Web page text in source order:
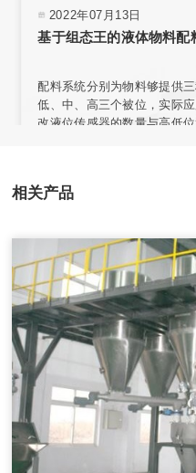
量，称量模块固定在网板上
2022年07月13日
基于组态王的液体物料配
配料系统分别为物料够提供
低、中、高三个被位，实际
改液位传感器的数量与高低
会获得数据并通过组态王特其
2020年08月18日
自动配料系统采用中药工艺
术、现代检测技术、APC技
决方案。
2020年08月18日
计算机在减重法施胶配
在人造板减重法施胶计量监
相关产品